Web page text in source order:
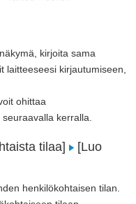
kirjoita sama
laitteeseesi kirjautumiseen,
ohittaa
kerralla.
tilaa]
[Luo
henkilökohtaisen tilan.